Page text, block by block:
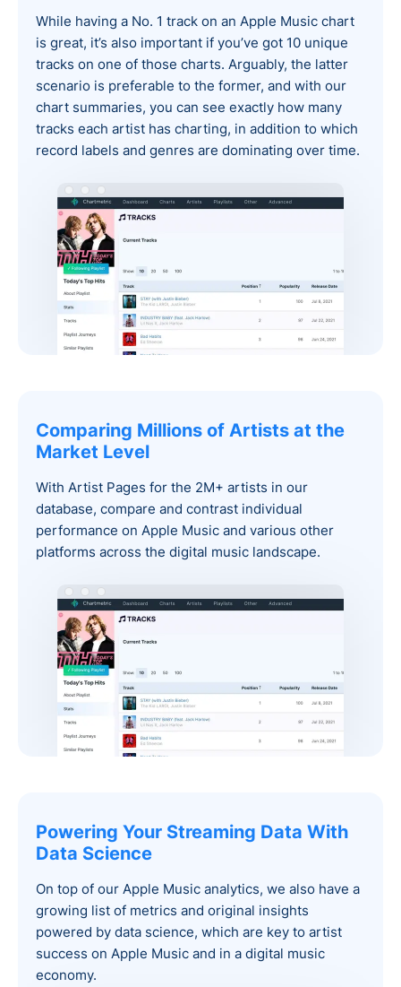
While having a No. 1 track on an Apple Music chart
is great, it’s also important if you’ve got 10 unique
tracks on one of those charts. Arguably, the latter
scenario is preferable to the former, and with our
chart summaries, you can see exactly how many
tracks each artist has charting, in addition to which
record labels and genres are dominating over time.
Comparing Millions of Artists at the
Market Level
With Artist Pages for the 2M+ artists in our
database, compare and contrast individual
performance on Apple Music and various other
platforms across the digital music landscape.
Powering Your Streaming Data With
Data Science
On top of our Apple Music analytics, we also have a
growing list of metrics and original insights
powered by data science, which are key to artist
success on Apple Music and in a digital music
economy.